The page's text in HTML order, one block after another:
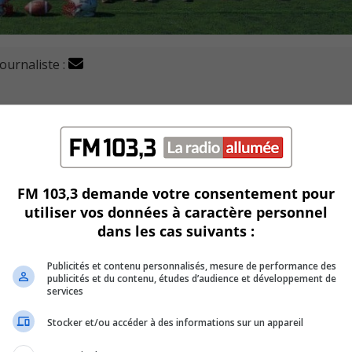
:
s’est taillé une place pour la grande finale
et Or de Valleyfield.
avec 22 passes complétées en 33 tentatives en plus
éliminé les champions en titre des 2 dernières années au
subissaient un premier revers à domicile en 4 ans, soit
FM 103,3 demande votre consentement pour
utiliser vos données à caractère personnel
dans les cas suivants :
Publicités et contenu personnalisés, mesure de performance des
publicités et du contenu, études d’audience et développement de
services
Stocker et/ou accéder à des informations sur un appareil